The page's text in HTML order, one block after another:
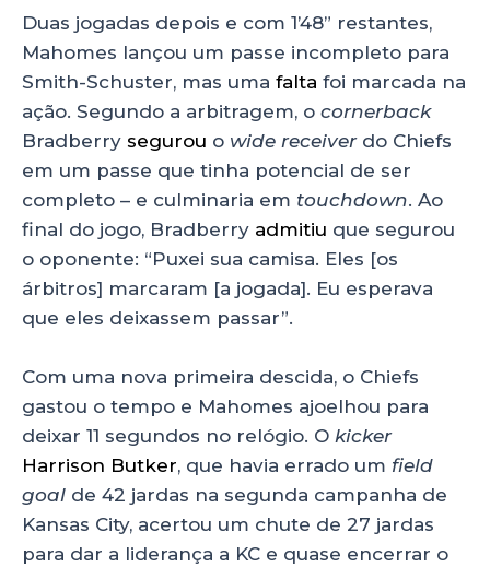
Duas jogadas depois e com 1’48” restantes,
Mahomes lançou um passe incompleto para
Smith-Schuster, mas uma falta foi marcada na
ação. Segundo a arbitragem, o cornerback
Bradberry segurou o wide receiverdo Chiefs
em um passe que tinha potencial de ser
completo – e culminaria em touchdown. Ao
final do jogo, Bradberry admitiu que segurou
o oponente: “Puxei sua camisa. Eles [os
árbitros] marcaram [a jogada]. Eu esperava
que eles deixassem passar”.
Com uma nova primeira descida, o Chiefs
gastou o tempo e Mahomes ajoelhou para
deixar 11 segundos no relógio. O kicker
Harrison Butker, que havia errado um field
goal de 42 jardas na segunda campanha de
Kansas City, acertou um chute de 27 jardas
para dar a liderança a KC e quase encerrar o